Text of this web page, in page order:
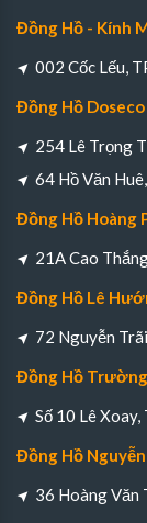
Đồng Hồ - Kính
002 Cốc Lếu,
Đồng Hồ Doseco
254 Lê Trọng
64 Hồ Văn
Đồng Hồ Hoàng
21A Cao
Đồng Hồ Lê
72 Nguyễn
Đồng Hồ
Số 10 Lê Xoay,
Đồng Hồ
36 Hoàng Văn